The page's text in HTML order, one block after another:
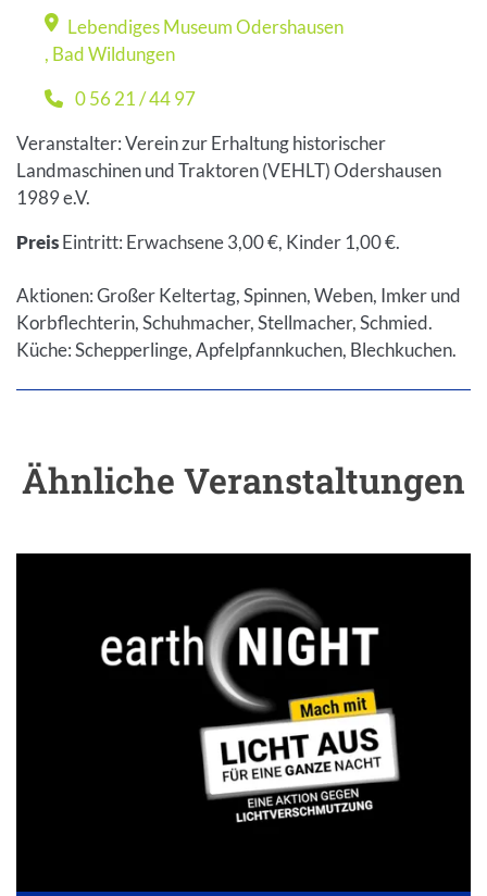
Veranstaltungsort
Lebendiges Museum Odershausen
, Bad Wildungen
Telefon
0 56 21 / 44 97
Veranstalter: Verein zur Erhaltung historischer
Landmaschinen und Traktoren (VEHLT) Odershausen
1989 e.V.
PreisEintritt: Erwachsene 3,00 €, Kinder 1,00 €.
Aktionen: Großer Keltertag, Spinnen, Weben, Imker und
Korbflechterin, Schuhmacher, Stellmacher, Schmied.
Küche: Schepperlinge, Apfelpfannkuchen, Blechkuchen.
Ähnliche Veranstaltungen